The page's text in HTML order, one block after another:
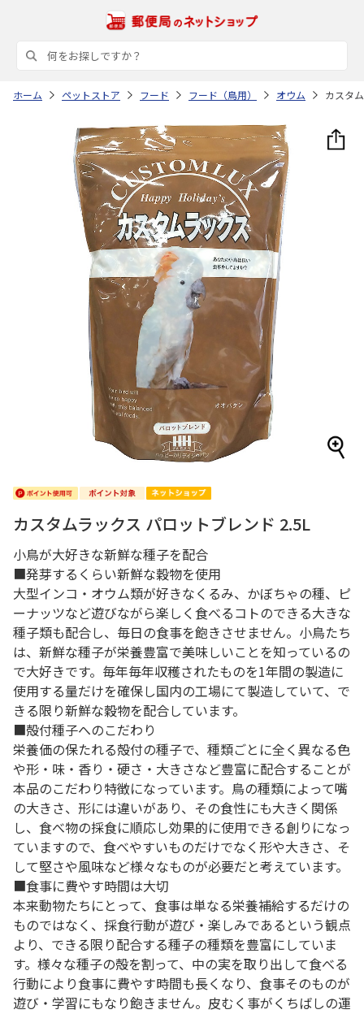
ホーム ペットストア フード フード（鳥用） オウム カスタ
カスタムラックス パロットブレンド 2.5L
小鳥が大好きな新鮮な種子を配合
■発芽するくらい新鮮な穀物を使用
大型インコ・オウム類が好きなくるみ、かぼちゃの種、ピ
ーナッツなど遊びながら楽しく食べるコトのできる大きな
種子類も配合し、毎日の食事を飽きさせません。小鳥たち
は、新鮮な種子が栄養豊富で美味しいことを知っているの
で大好きです。毎年毎年収穫されたものを1年間の製造に
使用する量だけを確保し国内の工場にて製造していて、で
きる限り新鮮な穀物を配合しています。
■殻付種子へのこだわり
栄養価の保たれる殻付の種子で、種類ごとに全く異なる色
や形・味・香り・硬さ・大きさなど豊富に配合することが
本品のこだわり特徴になっています。鳥の種類によって嘴
の大きさ、形には違いがあり、その食性にも大きく関係
し、食べ物の採食に順応し効果的に使用できる創りになっ
ていますので、食べやすいものだけでなく形や大きさ、そ
して堅さや風味など様々なものが必要だと考えています。
■食事に費やす時間は大切
本来動物たちにとって、食事は単なる栄養補給するだけの
ものではなく、採食行動が遊び・楽しみであるという観点
より、できる限り配合する種子の種類を豊富にしていま
す。様々な種子の殻を割って、中の実を取り出して食べる
行動により食事に費やす時間も長くなり、食事そのものが
遊び・学習にもなり飽きません。皮むく事がくちばしの運